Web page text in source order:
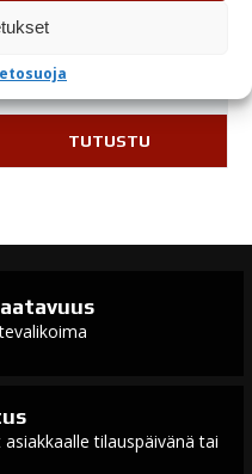
23,00
Varastossa
TUTUSTU
tilauspäivänä tai